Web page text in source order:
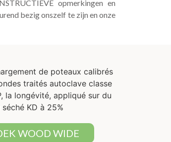
opmerkingen en
bezig onszelf te zijn en onze
WOOD WIDE